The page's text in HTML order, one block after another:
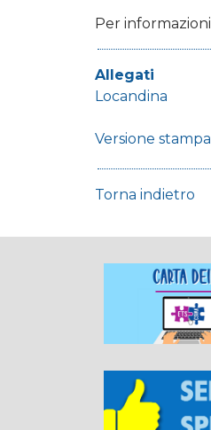
Per
Allegati
Locandina
Versione
Torna indietro